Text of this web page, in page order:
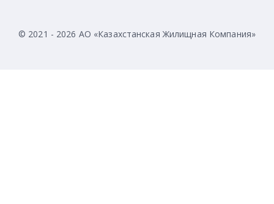
© 2021 - 2026 АО «Казахстанская Жилищная Компания»